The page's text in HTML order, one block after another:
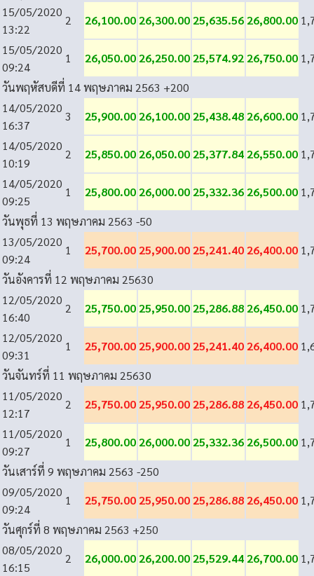
15/05/2020
13:22
2 26,100.00 26,300.00 25,635.56 26,800.00
15/05/2020
09:24
1 26,050.00 26,250.00 25,574.92 26,750.00
วันพฤหัสบดีที่ 14 พฤษภาคม 2563 +200
14/05/2020
16:37
3 25,900.00 26,100.00 25,438.48 26,600.00
14/05/2020
10:19
2 25,850.00 26,050.00 25,377.84 26,550.00
14/05/2020
09:25
1 25,800.00 26,000.00 25,332.36 26,500.00
วันพุธที่ 13 พฤษภาคม 2563 -50
13/05/2020
09:24
1 25,700.00 25,900.00 25,241.40 26,400.00
วันอังคารที่ 12 พฤษภาคม 25630
12/05/2020
16:40
2 25,750.00 25,950.00 25,286.88 26,450.00
12/05/2020
09:31
1 25,700.00 25,900.00 25,241.40 26,400.00
วันจันทร์ที่ 11 พฤษภาคม 25630
11/05/2020
12:17
2 25,750.00 25,950.00 25,286.88 26,450.00
11/05/2020
09:27
1 25,800.00 26,000.00 25,332.36 26,500.00
วันเสาร์ที่ 9 พฤษภาคม 2563 -250
09/05/2020
09:24
1 25,750.00 25,950.00 25,286.88 26,450.00
วันศุกร์ที่ 8 พฤษภาคม 2563 +250
08/05/2020
16:15
2 26,000.00 26,200.00 25,529.44 26,700.00